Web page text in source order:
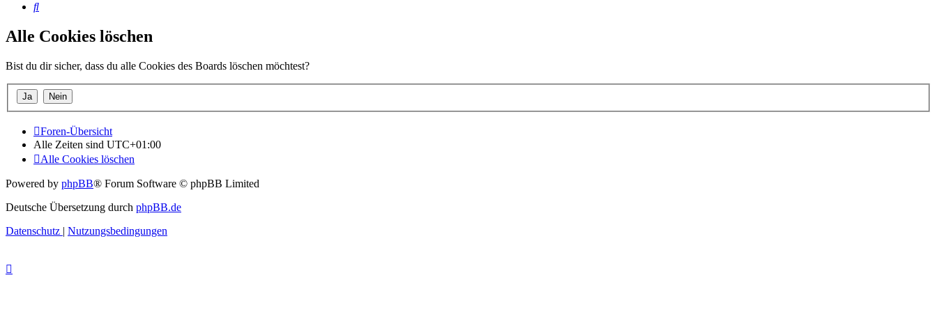
Suche
Alle Cookies löschen
Bist du dir sicher, dass du alle Cookies des Boards löschen möchtest?
Foren-Übersicht
Alle Zeiten sind UTC+01:00
Alle Cookies löschen
Powered by phpBB® Forum Software © phpBB Limited
Deutsche Übersetzung durch phpBB.de
Datenschutz | Nutzungsbedingungen